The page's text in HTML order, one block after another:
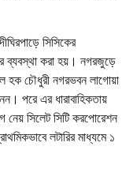
সিসিকের
ব্যবস্থা করা হয়। নগরজুড়ে
চৌধুরী নগরভবন লাগোয়া
পরে এর ধারাবাহিকতায়
নেয় সিলেট সিটি করপোরেশন
লটারির মাধ্যমে ১